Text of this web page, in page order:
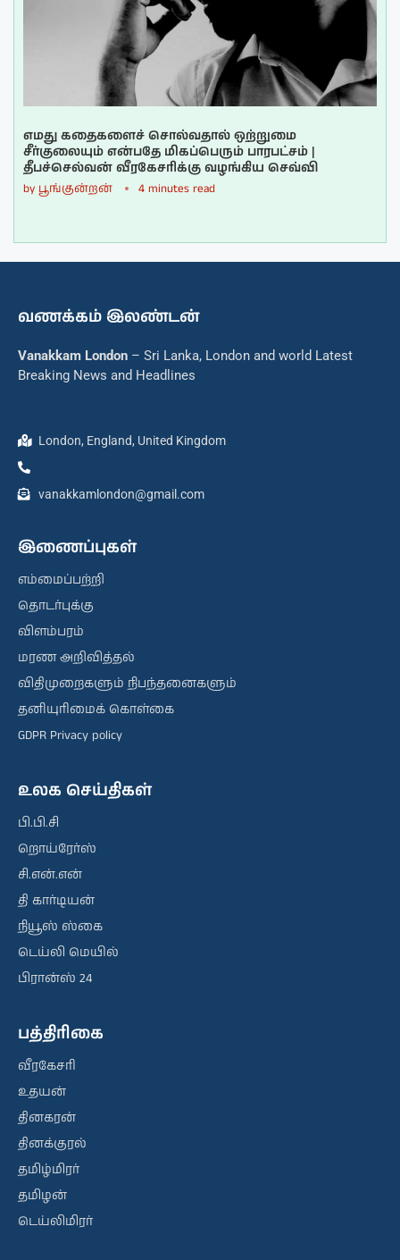
எமது கதைகளைச் சொல்வதால் ஒற்றுமை
சீர்குலையும் என்பதே மிகப்பெரும் பாரபட்சம் |
தீபச்செல்வன் வீரகேசரிக்கு வழங்கிய செவ்வி
by பூங்குன்றன் 4 minutes read
வணக்கம் இலண்டன்
Vanakkam London – Sri Lanka, London and world Latest
Breaking News and Headlines
London, England, United Kingdom
vanakkamlondon@gmail.com
இணைப்புகள்
எம்மைப்பற்றி
தொடர்புக்கு
விளம்பரம்
மரண அறிவித்தல்
விதிமுறைகளும் நிபந்தனைகளும்
தனியுரிமைக் கொள்கை
GDPR Privacy policy
உலக செய்திகள்
பி.பி.சி
றொய்ரேர்ஸ்
சி.என்.என்
தி கார்டியன்
நியூஸ் ஸ்கை
டெய்லி மெயில்
பிரான்ஸ் 24
பத்திரிகை
வீரகேசரி
உதயன்
தினகரன்
தினக்குரல்
தமிழ்மிரர்
தமிழன்
டெய்லிமிரர்